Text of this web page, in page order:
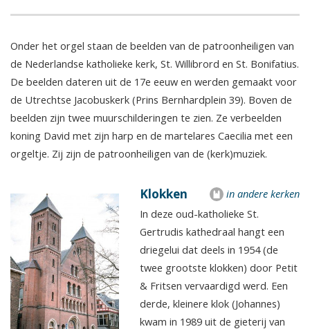
Onder het orgel staan de beelden van de patroonheiligen van
de Nederlandse katholieke kerk, St. Willibrord en St. Bonifatius.
De beelden dateren uit de 17e eeuw en werden gemaakt voor
de Utrechtse Jacobuskerk (Prins Bernhardplein 39). Boven de
beelden zijn twee muurschilderingen te zien. Ze verbeelden
koning David met zijn harp en de martelares Caecilia met een
orgeltje. Zij zijn de patroonheiligen van de (kerk)muziek.
in andere kerken
Klokken
In deze oud-katholieke St.
Gertrudis kathedraal hangt een
driegelui dat deels in 1954 (de
twee grootste klokken) door Petit
& Fritsen vervaardigd werd. Een
derde, kleinere klok (Johannes)
kwam in 1989 uit de gieterij van